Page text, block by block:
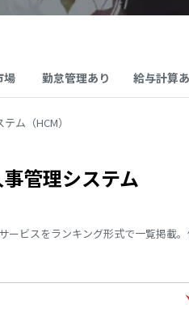
場 勤怠管理あり 給与計算
ム（HCM）
管理システム
ービスをランキング形式で一覧掲載